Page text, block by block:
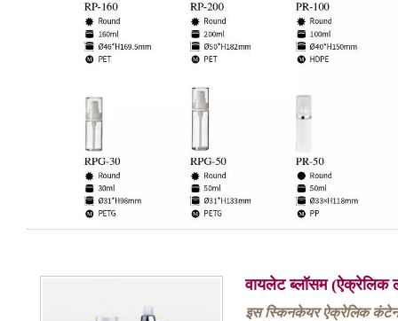
वायलेट ब्लॉसम
इस स्किनकेयर ऐक्रेलिक